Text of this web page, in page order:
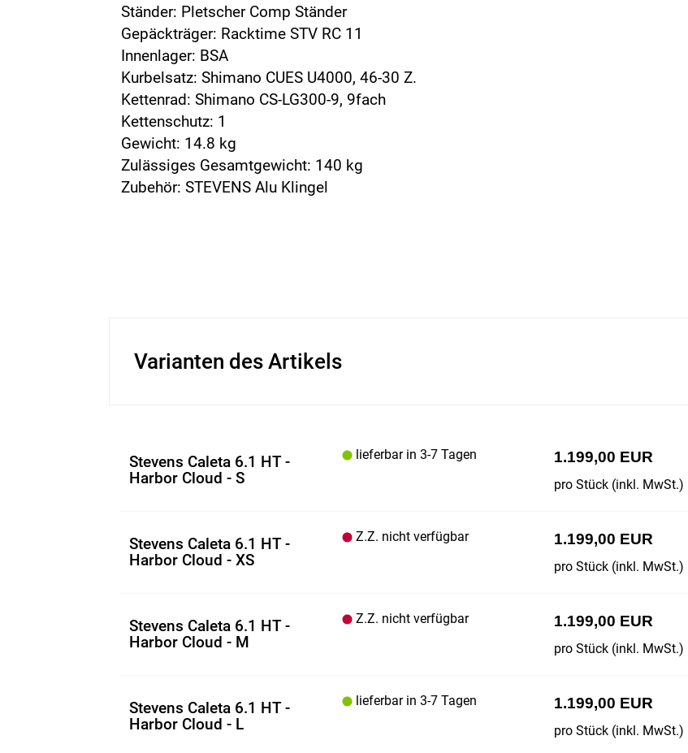
Ständer: Pletscher Comp Ständer
Gepäckträger: Racktime STV RC 11
Innenlager: BSA
Kurbelsatz: Shimano CUES U4000, 46-30 Z.
Kettenrad: Shimano CS-LG300-9, 9fach
Kettenschutz: 1
Gewicht: 14.8 kg
Zulässiges Gesamtgewicht: 140 kg
Zubehör: STEVENS Alu Klingel
Varianten des Artikels
Stevens Caleta 6.1 HT -
Harbor Cloud - S
lieferbar in 3-7 Tagen 1.199,00 EUR
pro Stück (inkl. MwSt.)
Stevens Caleta 6.1 HT -
Harbor Cloud - XS
Z.Z. nicht verfügbar 1.199,00 EUR
pro Stück (inkl. MwSt.)
Stevens Caleta 6.1 HT -
Harbor Cloud - M
Z.Z. nicht verfügbar 1.199,00 EUR
pro Stück (inkl. MwSt.)
Stevens Caleta 6.1 HT -
Harbor Cloud - L
lieferbar in 3-7 Tagen 1.199,00 EUR
pro Stück (inkl. MwSt.)